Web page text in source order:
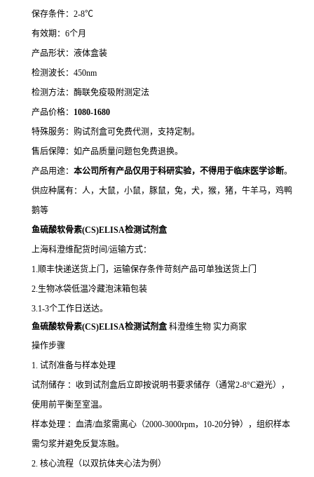
保存条件：2-8℃
有效期：6个月
产品形状：液体盒装
检测波长：450nm
检测方法：酶联免疫吸附测定法
产品价格： 1080-1680
特殊服务：购试剂盒可免费代测，支持定制。
售后保障：如产品质量问题包免费退换。
产品用途： 本公司所有产品仅用于科研实验，不得用于临床医学诊断。
供应种属有：人，大鼠，小鼠，豚鼠，兔，犬，猴，猪，牛羊马，鸡鸭
鹅等
鱼硫酸软骨素(CS)ELISA检测试剂盒
上海科澄维配货时间/运输方式：
1.顺丰快递送货上门，运输保存条件苛刻产品可单独送货上门
2.生物冰袋低温冷藏泡沫箱包装
3.1-3个工作日送达。
鱼硫酸软骨素(CS)ELISA检测试剂盒 科澄维生物 实力商家
操作步骤
1. 试剂准备与样本处理
试剂储存 ：收到试剂盒后立即按说明书要求储存（通常2-8°C避光），
使用前平衡至室温。
样本处理 ：血清/血浆需离心（2000-3000rpm，10-20分钟），组织样本
需匀浆并避免反复冻融。
2. 核心流程（以双抗体夹心法为例）